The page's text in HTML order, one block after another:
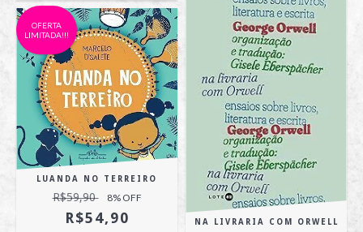
OFERTA
LIMITADA!!!
LUANDA NO TERREIRO
R$59,90 8% OFF
R$54,90 NA LIVRARIA COM ORWELL